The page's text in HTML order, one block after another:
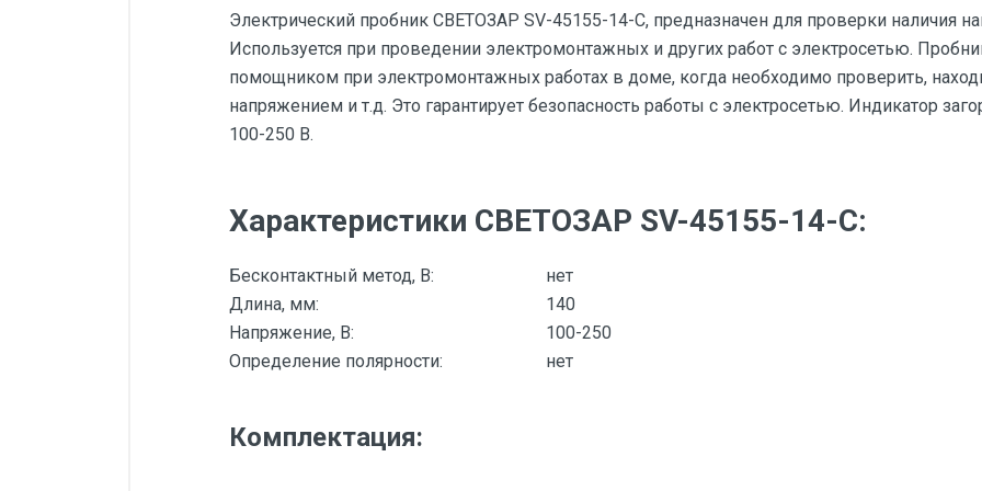
Электрический пробник СВЕТОЗАР SV-45155-14-C, предназначен для проверки наличия
Используется при проведении электромонтажных и других работ с электросетью.
помощником при электромонтажных работах в доме, когда необходимо проверить,
напряжением и т.д. Это гарантирует безопасность работы с электросетью. Индикатор
100-250 В.
Характеристики СВЕТОЗАР SV-45155-14-C:
Бесконтактный метод, В:
нет
Длина, мм:
140
Напряжение, В:
100-250
Определение полярности:
нет
Комплектация: